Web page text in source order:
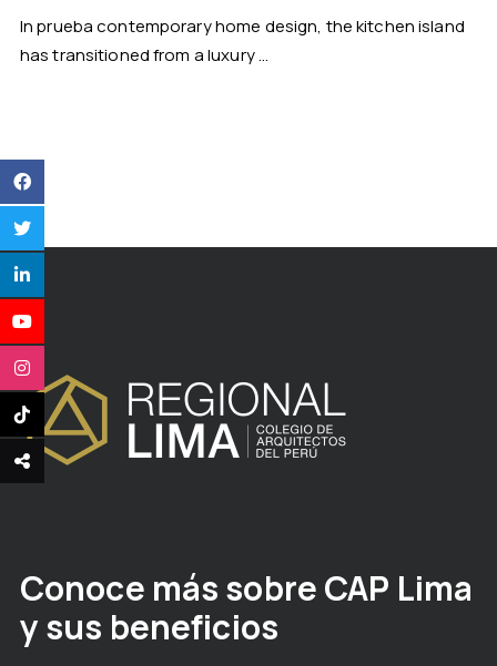
In prueba contemporary home design, the kitchen island
has transitioned from a luxury ...
Conoce más sobre CAP Lima
y sus beneficios